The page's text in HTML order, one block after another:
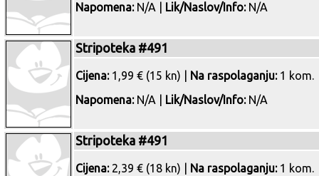
Napomena:N/A | Lik/Naslov/Info:N/A
Stripoteka #491
Cijena:1,99 € (15 kn) | Na raspolaganju:1 kom.
Napomena:N/A | Lik/Naslov/Info:N/A
Stripoteka #491
Cijena:2,39 € (18 kn) | Na raspolaganju:1 kom.